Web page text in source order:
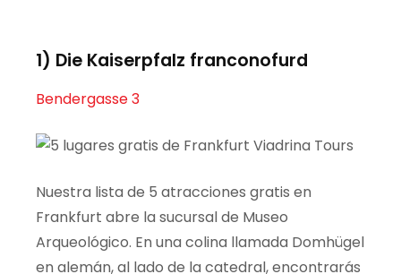
1) Die Kaiserpfalz franconofurd
Bendergasse 3
Nuestra lista de 5 atracciones gratis en
Frankfurt abre la sucursal de Museo
Arqueológico. En una colina llamada Domhügel
en alemán, al lado de la catedral, encontrarás